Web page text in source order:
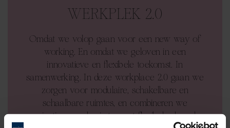
WERKPLEK 2.0
Omdat we volop gaan voor een new way of
working. En omdat we geloven in een
innovatieve en flexibele toekomst. In
samenwerking. In deze workplace 2.0 gaan we
zorgen voor modulaire, schakelbare en
schaalbare ruimtes, en combineren we
privatieve werkruimtes met flexibele shared